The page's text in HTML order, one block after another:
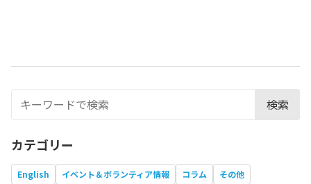
検索
カテゴリー
English イベント＆ボランティア情報 コラム
その他